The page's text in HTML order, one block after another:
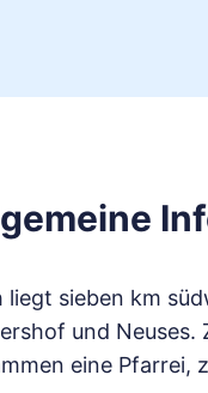
sieben km
und
eine Pfarrei,